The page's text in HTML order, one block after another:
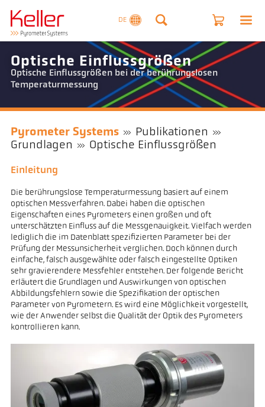
DE
Optische Einflussgrößen
Optische Einflussgrößen bei der berührungslosen
Temperaturmessung
Pyrometer Systems
Publikationen
Grundlagen
Optische Einflussgrößen
Einleitung
Die berührungslose Temperaturmessung basiert auf einem
optischen Messverfahren. Dabei haben die optischen
Eigenschaften eines Pyrometers einen großen und oft
unterschätzten Einfluss auf die Messgenauigkeit. Vielfach werden
lediglich die im Datenblatt spezifizierten Parameter bei der
Prüfung der Messunsicherheit verglichen. Doch können durch
einfache, falsch ausgewählte oder falsch eingestellte Optiken
sehr gravierendere Messfehler entstehen. Der folgende Bericht
erläutert die Grundlagen und Auswirkungen von optischen
Abbildungsfehlern sowie die Spezifikation der optischen
Parameter von Pyrometern. Es wird eine Möglichkeit vorgestellt,
wie der Anwender selbst die Qualität der Optik des Pyrometers
kontrollieren kann.